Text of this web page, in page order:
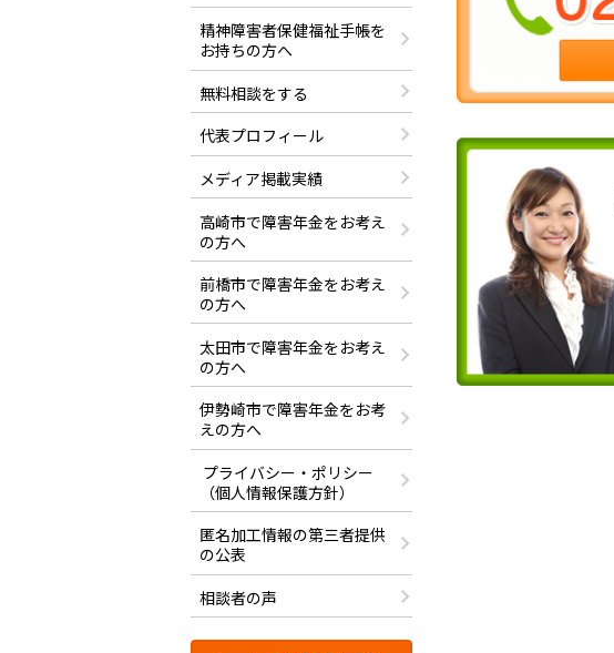
精神障害者保健福祉手帳を
お持ちの方へ
無料相談をする
代表プロフィール
メディア掲載実績
高崎市で障害年金をお考え
の方へ
前橋市で障害年金をお考え
の方へ
太田市で障害年金をお考え
の方へ
伊勢崎市で障害年金をお考
えの方へ
プライバシー・ポリシー
（個人情報保護方針）
匿名加工情報の第三者提供
の公表
相談者の声